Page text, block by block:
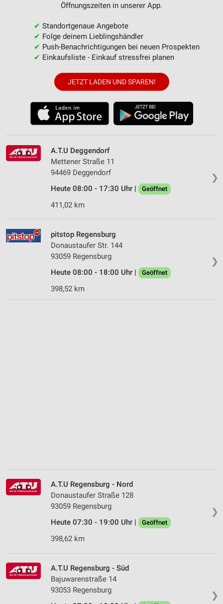
Öffnungszeiten in unserer App.
✔ Standortgenaue Angebote
✔ Folge deinem Lieblingshändler
✔ Push-Benachrichtigungen bei neuen Prospekten
✔ Einkaufsliste - Einkauf stressfrei planen
JETZT LADEN UND SPAREN!
❯
A.T.U Deggendorf
Mettener Straße 11
94469 Deggendorf
Heute 08:00 - 17:30 Uhr |
Geöffnet
411,02 km
❯
pitstop Regensburg
Donaustaufer Str. 144
93059 Regensburg
Heute 08:00 - 18:00 Uhr |
Geöffnet
398,52 km
❯
A.T.U Regensburg - Nord
Donaustaufer Straße 128
93059 Regensburg
Heute 07:30 - 19:00 Uhr |
Geöffnet
398,62 km
❯
A.T.U Regensburg - Süd
Bajuwarenstraße 14
93053 Regensburg